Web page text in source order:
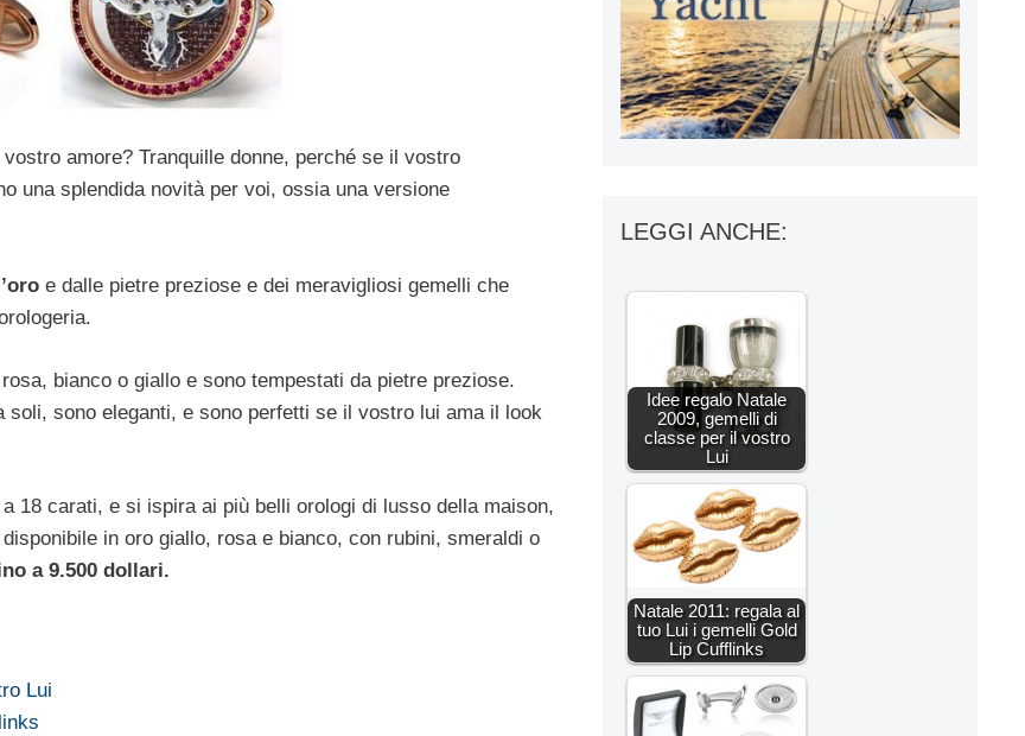
amore? Tranquille donne, perché se il vostro
una splendida novità per voi, ossia una versione
e dalle pietre preziose e dei meravigliosi gemelli che
bianco o giallo e sono tempestati da pietre preziose.
soli, sono eleganti, e sono perfetti se il vostro lui ama il look
18 carati, e si ispira ai più belli orologi di lusso della maison,
in oro giallo, rosa e bianco, con rubini, smeraldi o
a 9.500 dollari.
Lui
LEGGI ANCHE:
Idee regalo Natale
2009, gemelli di
classe per il vostro
Lui
Natale 2011: regala al
tuo Lui i gemelli Gold
Lip Cufflinks